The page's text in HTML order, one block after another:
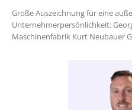
Große Auszeichnung für eine
Unternehmerpersönlichkeit:
Maschinenfabrik Kurt Neubauer